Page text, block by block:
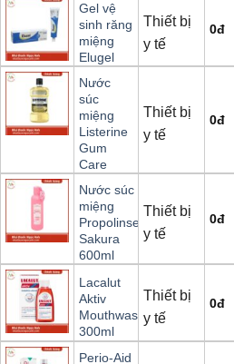
Gel vệ
sinh răng
miệng
Elugel
Thiết bị
y tế
0đ
Nước
súc
miệng
Listerine
Gum
Care
Thiết bị
y tế
0đ
Nước súc
miệng
Propolinse
Sakura
600ml
Thiết bị
y tế
0đ
Lacalut
Aktiv
Mouthwash
300ml
Thiết bị
y tế
0đ
Perio-Aid